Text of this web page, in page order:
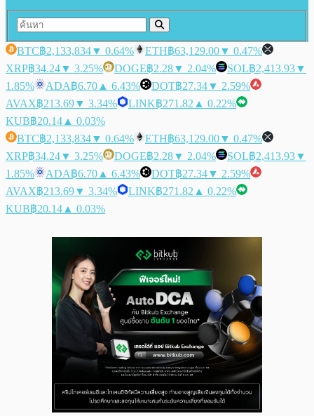
BTC฿2,133,834▼ 0.64% ETH฿63,129.00▼ 0.47%
XRP฿34.24▼ 3.25% DOGE฿2.28▼ 2.04% SOL฿2,413.93▼
1.85%
ADA฿6.70 ▲ 6.43% DOT฿27.34▼ 2.59%
AVAX฿213.69▼ 3.34% LINK฿271.82 ▲ 0.22%
KUB฿20.14 ▲ 0.03%
BTC฿2,133,834▼ 0.64% ETH฿63,129.00▼ 0.47%
XRP฿34.24▼ 3.25% DOGE฿2.28▼ 2.04% SOL฿2,413.93▼
1.85%
ADA฿6.70 ▲ 6.43% DOT฿27.34▼ 2.59%
AVAX฿213.69▼ 3.34% LINK฿271.82 ▲ 0.22%
KUB฿20.14 ▲ 0.03%